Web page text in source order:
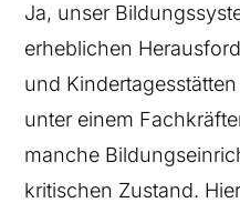
Ja, unser
erheblichen
und
unter einem
manche
kritischen Zustand.